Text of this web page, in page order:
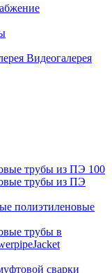
Видеогалерея
трубы из ПЭ 100
трубы из ПЭ
полиэтиленовые
трубы в
сварки